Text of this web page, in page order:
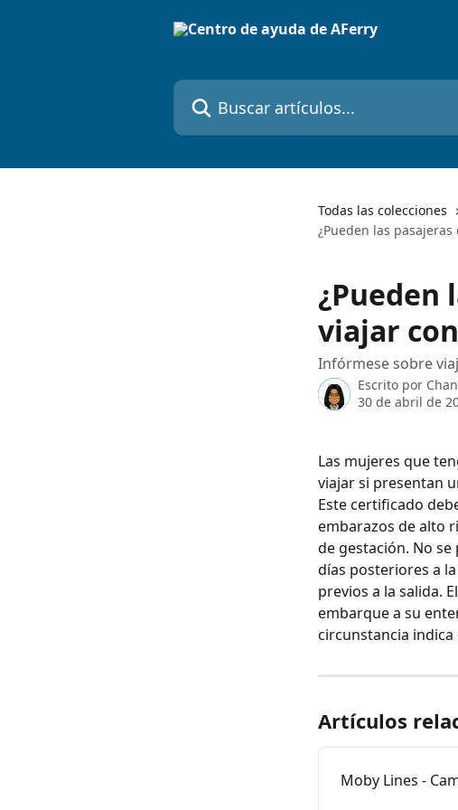
Buscar artículos...
Todas las colecciones
¿Pueden las
¿Pueden
viajar
Infórmese sobre
Escrito por
30 de abril de
Las mujeres que
viajar si presentan
Este certificado
embarazos de alto
de gestación. No
días posteriores a
previos a la salida.
embarque a su
circunstancia indica
Artículos
Moby Lines -